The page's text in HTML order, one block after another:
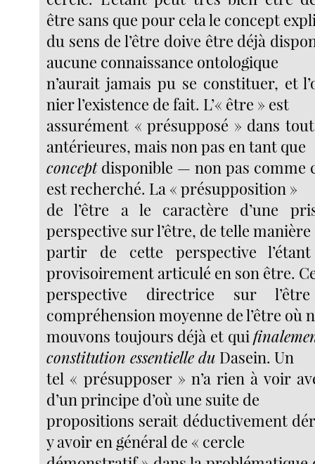
être sans que pour cela le concept
du sens de l’être doive être déjà
aucune connaissance ontologique
n’aurait jamais pu se constituer, et
nier l’existence de fait. L’« être » est
assurément « présupposé » dans
antérieures, mais non pas en tant que
conceptdisponible — non pas comme
est recherché. La « présupposition »
de l’être a le caractère d’une
perspective sur l’être, de telle manière
partir de cette perspective
provisoirement articulé en son être.
perspective directrice sur
compréhension moyenne de l’être où
mouvons toujours déjà et qui
constitution essentielle du Dasein. Un
tel « présupposer » n’a rien à voir
d’un principe d’où une suite de
propositions serait déductivement
y avoir en général de « cercle